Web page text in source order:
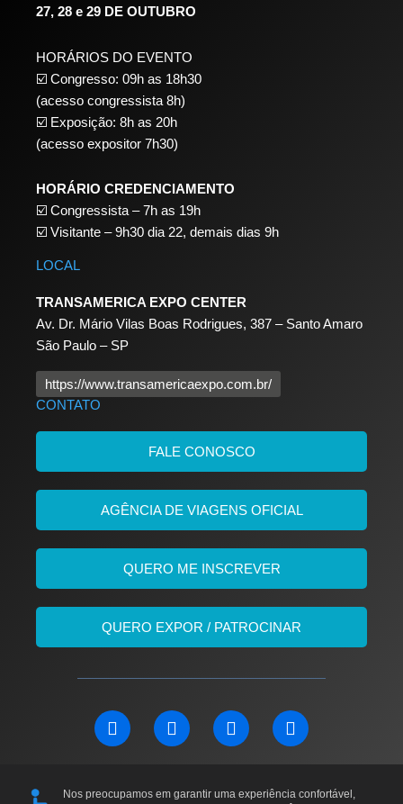
27, 28 e 29 DE OUTUBRO
HORÁRIOS DO EVENTO
☑️ Congresso: 09h as 18h30
(acesso congressista 8h)
☑️ Exposição: 8h as 20h
(acesso expositor 7h30)
HORÁRIO CREDENCIAMENTO
☑️ Congressista – 7h as 19h
☑️ Visitante – 9h30 dia 22, demais dias 9h
LOCAL
TRANSAMERICA EXPO CENTER
Av. Dr. Mário Vilas Boas Rodrigues, 387 – Santo Amaro
São Paulo – SP
https://www.transamericaexpo.com.br/
CONTATO
FALE CONOSCO
AGÊNCIA DE VIAGENS OFICIAL
QUERO ME INSCREVER
QUERO EXPOR / PATROCINAR
L
i
e
F
a
b
I
n
a
Y
o
u
Nos preocupamos em garantir uma experiência confortável,